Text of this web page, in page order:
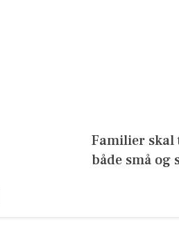
Familier skal
både små og